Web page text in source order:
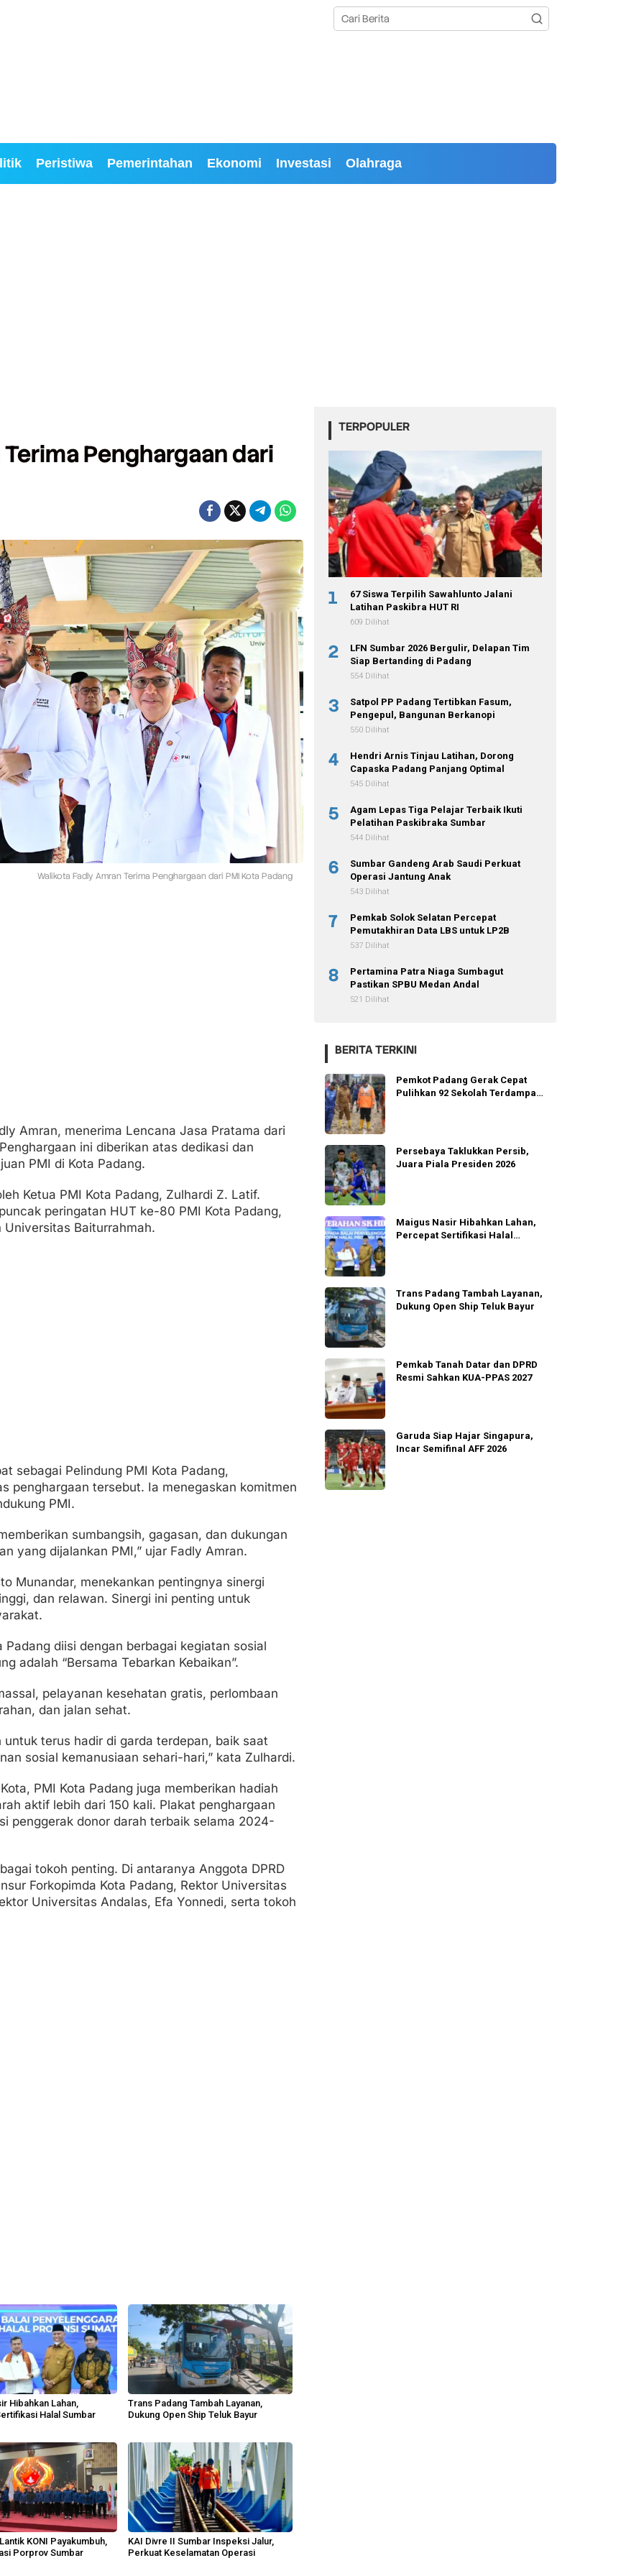
Peristiwa Pemerintahan Ekonomi Investasi Olahraga
Penghargaan dari
Walikota Fadly Amran Terima Penghargaan dari PMI Kota Padang
Amran, menerima Lencana Jasa Pratama dari
ini diberikan atas dedikasi dan
PMI di Kota Padang.
Ketua PMI Kota Padang, Zulhardi Z. Latif.
peringatan HUT ke-80 PMI Kota Padang,
Baiturrahmah.
sebagai Pelindung PMI Kota Padang,
penghargaan tersebut. Ia menegaskan komitmen
PMI.
sumbangsih, gagasan, dan dukungan
yang dijalankan PMI,” ujar Fadly Amran.
Munandar, menekankan pentingnya sinergi
dan relawan. Sinergi ini penting untuk
diisi dengan berbagai kegiatan sosial
adalah “Bersama Tebarkan Kebaikan”.
pelayanan kesehatan gratis, perlombaan
dan jalan sehat.
untuk terus hadir di garda terdepan, baik saat
sosial kemanusiaan sehari-hari,” kata Zulhardi.
PMI Kota Padang juga memberikan hadiah
aktif lebih dari 150 kali. Plakat penghargaan
penggerak donor darah terbaik selama 2024-
tokoh penting. Di antaranya Anggota DPRD
Forkopimda Kota Padang, Rektor Universitas
Universitas Andalas, Efa Yonnedi, serta tokoh
Hibahkan Lahan,
Halal Sumbar
Trans Padang Tambah Layanan,
Dukung Open Ship Teluk Bayur
KONI Payakumbuh,
Porprov Sumbar
KAI Divre II Sumbar Inspeksi Jalur,
Perkuat Keselamatan Operasi
TERPOPULER
1
67 Siswa Terpilih Sawahlunto Jalani
Latihan Paskibra HUT RI
609 Dilihat
2
LFN Sumbar 2026 Bergulir, Delapan Tim
Siap Bertanding di Padang
554 Dilihat
3
Satpol PP Padang Tertibkan Fasum,
Pengepul, Bangunan Berkanopi
550 Dilihat
4
Hendri Arnis Tinjau Latihan, Dorong
Capaska Padang Panjang Optimal
545 Dilihat
5
Agam Lepas Tiga Pelajar Terbaik Ikuti
Pelatihan Paskibraka Sumbar
544 Dilihat
6
Sumbar Gandeng Arab Saudi Perkuat
Operasi Jantung Anak
543 Dilihat
7
Pemkab Solok Selatan Percepat
Pemutakhiran Data LBS untuk LP2B
537 Dilihat
8
Pertamina Patra Niaga Sumbagut
Pastikan SPBU Medan Andal
521 Dilihat
BERITA TERKINI
Pemkot Padang Gerak Cepat
Pulihkan 92 Sekolah Terdampak
Persebaya Taklukkan Persib,
Juara Piala Presiden 2026
Maigus Nasir Hibahkan Lahan,
Percepat Sertifikasi Halal
Trans Padang Tambah Layanan,
Dukung Open Ship Teluk Bayur
Pemkab Tanah Datar dan DPRD
Resmi Sahkan KUA-PPAS 2027
Garuda Siap Hajar Singapura,
Incar Semifinal AFF 2026